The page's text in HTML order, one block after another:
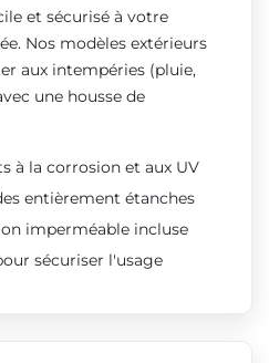
et sécurisé à votre
Nos modèles extérieurs
aux intempéries (pluie,
une housse de
à la corrosion et aux UV
entièrement étanches
imperméable incluse
sécuriser l'usage